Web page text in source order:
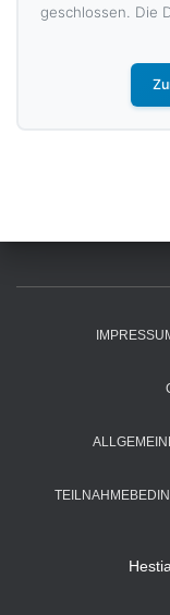
geschlossen. Die